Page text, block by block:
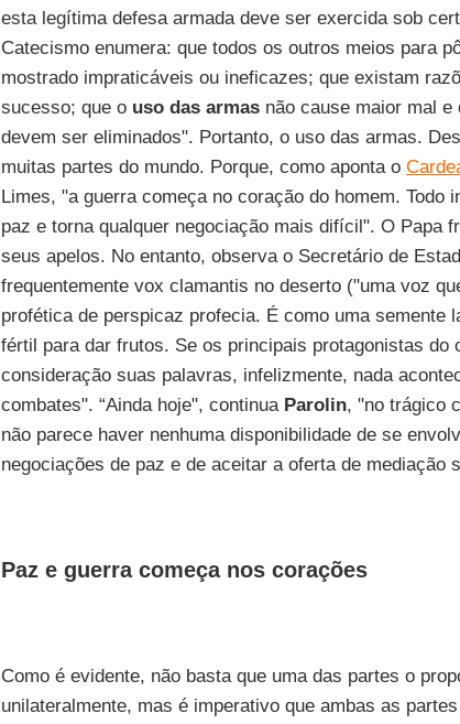
esta legítima defesa armada deve ser exercida sob
Catecismo enumera: que todos os outros meios para
mostrado impraticáveis ou ineficazes; que existam
sucesso; que o uso das armasnão cause maior mal e
devem ser eliminados". Portanto, o uso das armas.
muitas partes do mundo. Porque, como aponta o
Limes, "a guerra começa no coração do homem. Todo
paz e torna qualquer negociação mais difícil". O Papa
seus apelos. No entanto, observa o Secretário de
frequentemente vox clamantis no deserto ("uma voz
profética de perspicaz profecia. É como uma semente
fértil para dar frutos. Se os principais protagonistas do
consideração suas palavras, infelizmente, nada
combates". “Ainda hoje", continua Parolin, "no trágico
não parece haver nenhuma disponibilidade de se
negociações de paz e de aceitar a oferta de mediação
Paz e guerra começa nos corações
Como é evidente, não basta que uma das partes o
unilateralmente, mas é imperativo que ambas as